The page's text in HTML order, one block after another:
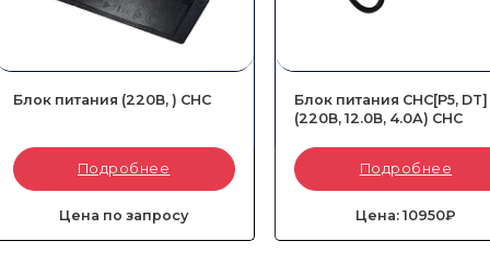
Блок питания (220В, ) CHC
Артикул:
Подробнее
Цена по запросу
Блок питания CHC[P5, DT]
(220В, 12.0В, 4.0А) CHC
Артикул:
Тип::
Сетевой
Напряжение::
Подробнее
Цена: 10950₽